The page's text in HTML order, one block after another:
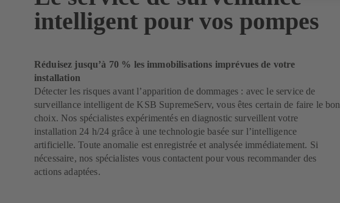
intelligent pour vos pompes
Réduisez jusqu’à 70 % les immobilisations imprévues de votre
installation
Détecter les risques avant l’apparition de dommages : avec le service de
surveillance intelligent de KSB SupremeServ, vous êtes certain de faire le bon
choix. Nos spécialistes expérimentés en diagnostic surveillent votre
installation 24 h/24 grâce à une technologie basée sur l’intelligence
artificielle. Toute anomalie est enregistrée et analysée immédiatement. Si
nécessaire, nos spécialistes vous contactent pour vous recommander des
actions adaptées.